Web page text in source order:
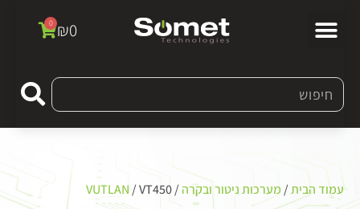
₪0
0
עמוד הבית/ מערכות ניטור ובקרה /
VUTLAN / VT450